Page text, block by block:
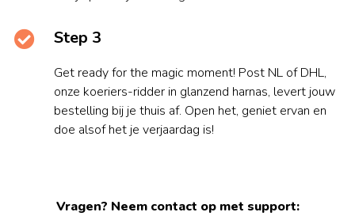
Step 3
Get ready for the magic moment! Post NL of DHL,
onze koeriers-ridder in glanzend harnas, levert jouw
bestelling bij je thuis af. Open het, geniet ervan en
doe alsof het je verjaardag is!
Vragen? Neem contact op met support: